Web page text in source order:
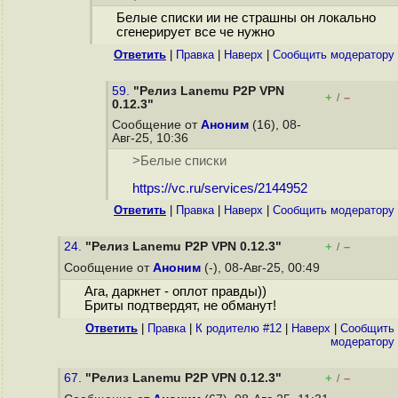
Белые списки ии не страшны он локально
сгенерирует все че нужно
Ответить Правка| Наверх Cообщить модератору
59. "Релиз Lanemu P2P VPN
0.12.3"
+ / –
Сообщение от Аноним (16), 08-
Авг-25, 10:36
>Белые списки
https://vc.ru/services/2144952
Ответить Правка| Наверх Cообщить модератору
24. "Релиз Lanemu P2P VPN 0.12.3" + / –
Сообщение от Аноним (-), 08-Авг-25, 00:49
Ага, даркнет - оплот правды))
Бриты подтвердят, не обманут!
Ответить Правка| К родителю #12 Наверх
Cообщить
модератору
67. "Релиз Lanemu P2P VPN 0.12.3" + / –